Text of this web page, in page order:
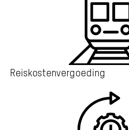
Reiskostenvergoeding